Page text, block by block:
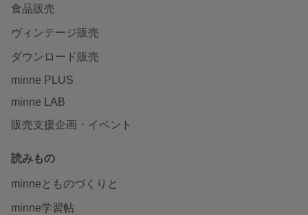
食品販売
ヴィンテージ販売
ダウンロード販売
minne PLUS
minne LAB
販売支援企画・イベント
読みもの
minneとものづくりと
minne学習帖